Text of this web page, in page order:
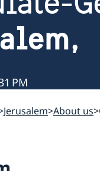
PM
Jerusalem About us